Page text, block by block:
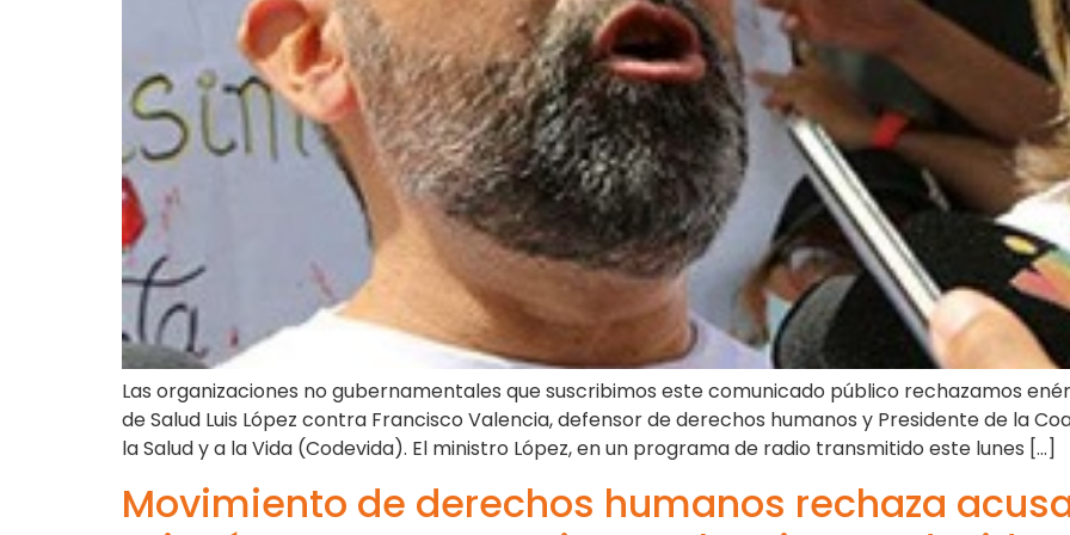
Las organizaciones no gubernamentales que suscribimos este comunicado público rechazamos
de Salud Luis López contra Francisco Valencia, defensor de derechos humanos y Presidente de la
la Salud y a la Vida (Codevida). El ministro López, en un programa de radio transmitido este lunes […]
Movimiento de derechos humanos rechaza